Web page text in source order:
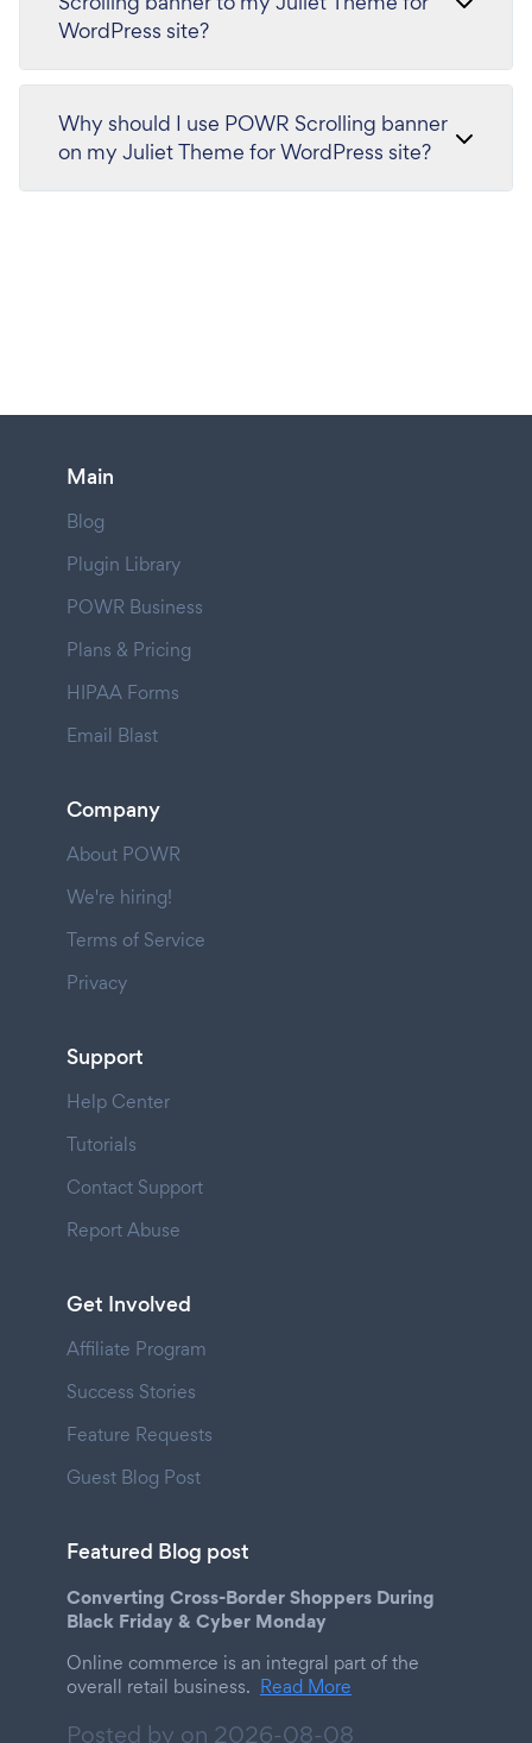
WordPress site?
Why should I use POWR Scrolling banner
on my Juliet Theme for WordPress site?
Main
Blog
Plugin Library
POWR Business
Plans & Pricing
HIPAA Forms
Email Blast
Company
About POWR
We're hiring!
Terms of Service
Privacy
Support
Help Center
Tutorials
Contact Support
Report Abuse
Get Involved
Affiliate Program
Success Stories
Feature Requests
Guest Blog Post
Featured Blog post
Converting Cross-Border Shoppers During
Black Friday & Cyber Monday
Online commerce is an integral part of the
overall retail business. Read More
Posted by on 2026-08-08